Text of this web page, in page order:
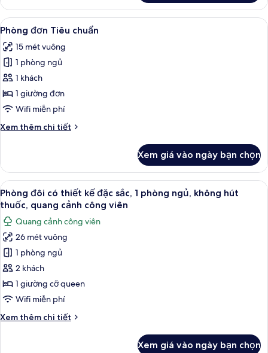
Phòng
đôi
Tiêu
chuẩn
Xem
tất
cả
ảnh
Phòng
đơn
Tiêu
Phòng đơn Tiêu chuẩn | Bộ đồ
6
Phòng đơn Tiêu chuẩn
15 mét vuông
1 phòng ngủ
1 khách
1 giường đơn
Wifi miễn phí
Xem thêm chi tiết
Chi
Phòng
đơn
Tiêu
chuẩn
Xem giá vào ngày bạn chọn
Xem
tất
cả
ảnh
Phòng
đôi
có
thiết
kế
sắc,
Phòng đôi có thiết kế đặc sắc, 1
12
Phòng đôi có thiết kế đặc sắc, 1 phòng ngủ, không hút
thuốc, quang cảnh công viên
Quang cảnh công viên
26 mét vuông
1 phòng ngủ
2 khách
1 giường cỡ queen
Wifi miễn phí
Xem thêm chi tiết
Chi
Xem giá vào ngày bạn chọn